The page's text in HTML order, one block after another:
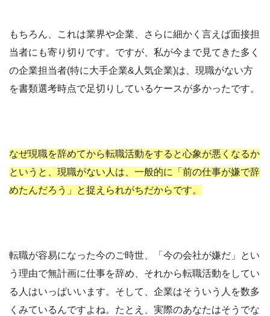
もちろん、これは業界や企業、さらに細かく言えば面接担
当者にも寄り切りです。ですが、私が今まで見てきた多く
の企業担当者(特に大手企業&人気企業)は、現職がない方
を書類選考時点で足切りしているケースが多かったです。
なぜ現職を辞めてから転職活動をすると心象が悪くなるか
というと、現職がない人は、一般的に「前の仕事が嫌で辞
めたんだろう」と捉えられがちだからです。
転職が容易になった今のご時世、「今の会社が嫌だ」とい
う理由で無計画に仕事を辞め、それから転職活動をしてい
る人はいっぱいいます。そして、企業はそういう人を数多
くみているんですよね。たとえ、実際のあなたはそうでな